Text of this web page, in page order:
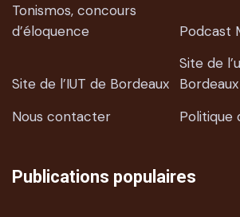
Tonismos, concours
d’éloquence
Podcast
Site de l’IUT de Bordeaux
Site de
Bordeaux
Nous contacter
Politique
Publications populaires